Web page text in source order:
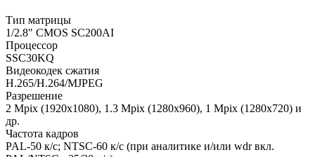
Тип матрицы
1/2.8" CMOS SC200AI
Процессор
SSC30KQ
Видеокодек сжатия
H.265/H.264/MJPEG
Разрешение
2 Mpix (1920x1080), 1.3 Mpix (1280x960), 1 Mpix (1280x720) и
др.
Частота кадров
PAL-50 к/с; NTSC-60 к/с (при аналитике и/или wdr вкл.